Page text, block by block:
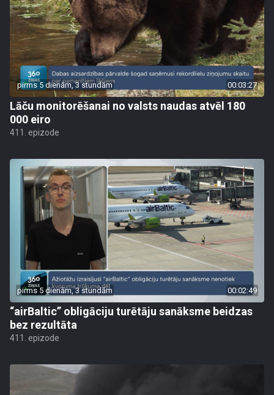
pirms 5 dienām, 3 stundām 00:03:27
Lāču monitorēšanai no valsts naudas atvēl 180
000 eiro
411. epizode
pirms 5 dienām, 3 stundām 00:02:49
“airBaltic” obligāciju turētāju sanāksme beidzas
bez rezultāta
411. epizode